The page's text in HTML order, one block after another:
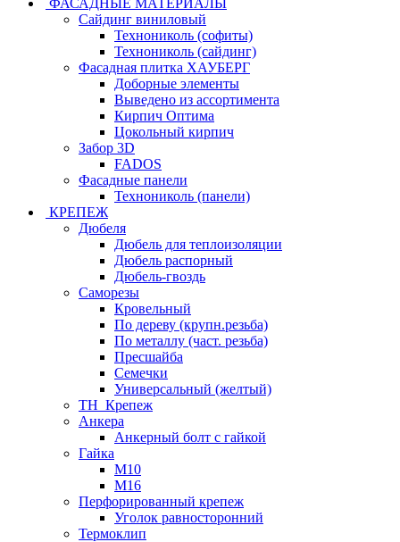
ФАСАДНЫЕ МАТЕРИАЛЫ
Сайдинг виниловый
Технониколь (софиты)
Технониколь (сайдинг)
Фасадная плитка ХАУБЕРГ
Доборные элементы
Выведено из ассортимента
Кирпич Оптима
Цокольный кирпич
Забор 3D
FADOS
Фасадные панели
Технониколь (панели)
КРЕПЕЖ
Дюбеля
Дюбель для теплоизоляции
Дюбель распорный
Дюбель-гвоздь
Саморезы
Кровельный
По дереву (крупн.резьба)
По металлу (част. резьба)
Пресшайба
Семечки
Универсальный (желтый)
ТН_Крепеж
Анкера
Анкерный болт с гайкой
Гайка
М10
М16
Перфорированный крепеж
Уголок равносторонний
Термоклип